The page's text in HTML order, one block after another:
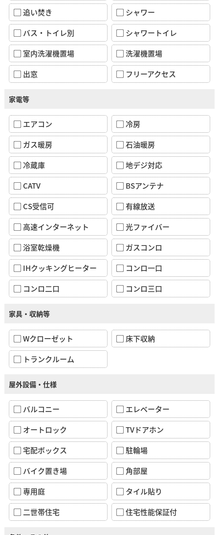
追い焚き
シャワー
バス・トイレ別
シャワートイレ
室内洗濯機置場
洗濯機置場
出窓
フリーアクセス
家電等
エアコン
冷房
ガス暖房
石油暖房
冷蔵庫
地デジ対応
CATV
BSアンテナ
CS受信可
有線放送
高速インターネット
光ファイバー
浴室乾燥機
ガスコンロ
IHクッキングヒーター
コンロ一口
コンロ二口
コンロ三口
家具・収納等
Wクローゼット
床下収納
トランクルーム
屋外設備・仕様
バルコニー
エレベーター
オートロック
TVドアホン
宅配ボックス
駐輪場
バイク置き場
角部屋
専用庭
タイル貼り
二世帯住宅
住宅性能保証付